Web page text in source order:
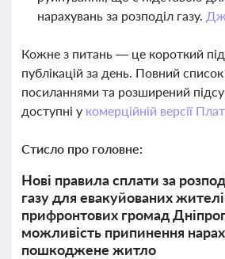
нарахувань за розподіл газу.
Кожне з питань — це короткий
публікацій за день. Повний
посиланнями та розширений
доступні у комерційній версії
Стисло про головне:
Нові правила сплати за
газу для евакуйованих
прифронтових громад
можливість припинення
пошкоджене житло